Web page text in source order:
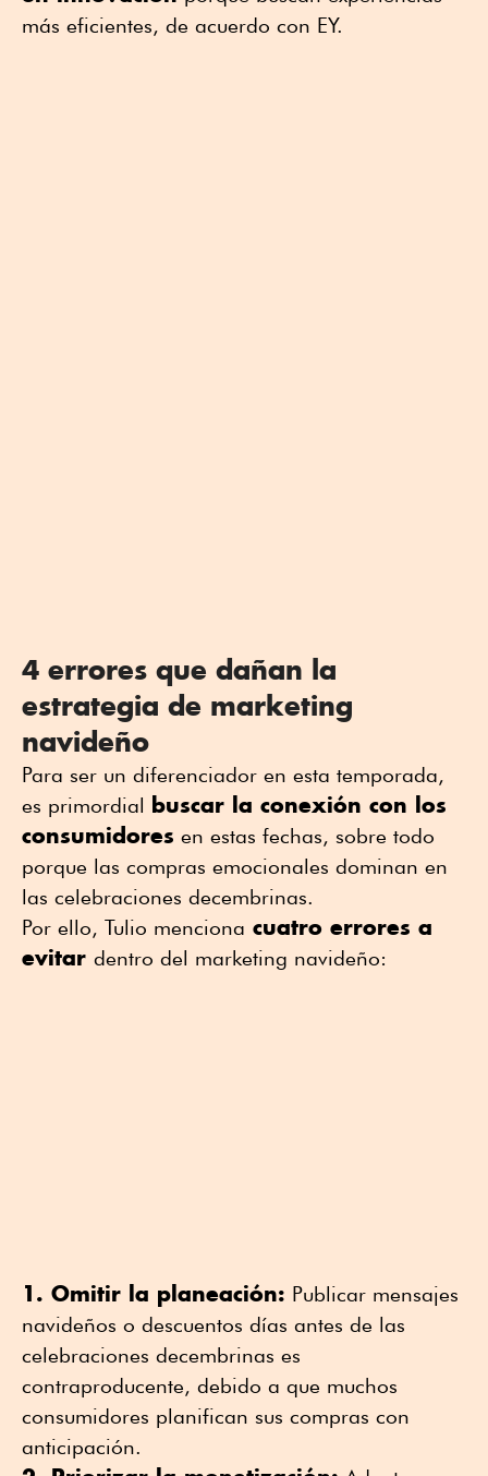
más eficientes, de acuerdo con EY.
4 errores que dañan la
estrategia de marketing
navideño
Para ser un diferenciador en esta temporada,
es primordial buscar la conexión con los
consumidores en estas fechas, sobre todo
porque las compras emocionales dominan en
las celebraciones decembrinas.
Por ello, Tulio menciona cuatro errores a
evitar dentro del marketing navideño:
1. Omitir la planeación: Publicar mensajes
navideños o descuentos días antes de las
celebraciones decembrinas es
contraproducente, debido a que muchos
consumidores planifican sus compras con
anticipación.